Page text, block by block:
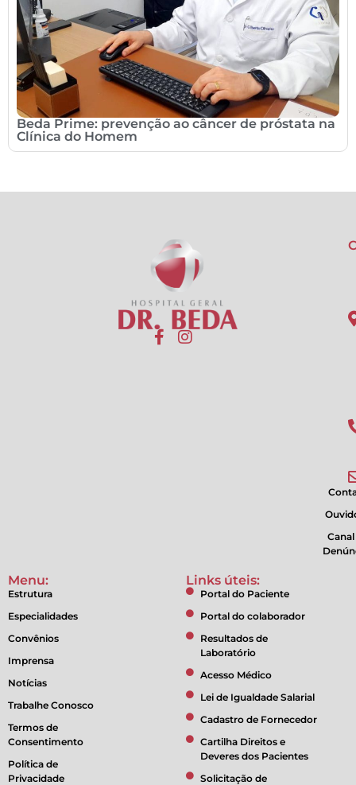
Beda Prime: prevenção ao câncer de próstata na
Clínica do Homem
Menu:
Estrutura
Especialidades
Convênios
Imprensa
Notícias
Trabalhe Conosco
Termos de
Consentimento
Política de
Privacidade
Links úteis:
Portal do Paciente
Portal do colaborador
Resultados de
Laboratório
Acesso Médico
Lei de Igualdade Salarial
Cadastro de Fornecedor
Cartilha Direitos e
Deveres dos Pacientes
Solicitação de